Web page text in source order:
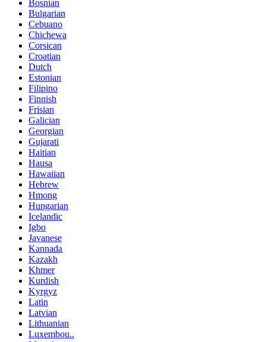
Bosnian
Bulgarian
Cebuano
Chichewa
Corsican
Croatian
Dutch
Estonian
Filipino
Finnish
Frisian
Galician
Georgian
Gujarati
Haitian
Hausa
Hawaiian
Hebrew
Hmong
Hungarian
Icelandic
Igbo
Javanese
Kannada
Kazakh
Khmer
Kurdish
Kyrgyz
Latin
Latvian
Lithuanian
Luxembou..